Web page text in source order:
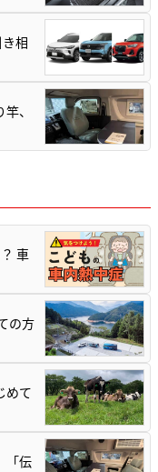
相
、
車
の方
めて
「伝